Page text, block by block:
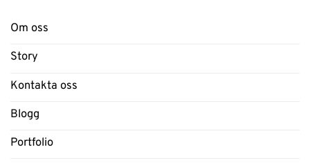
Om oss
Story
Kontakta oss
Blogg
Portfolio